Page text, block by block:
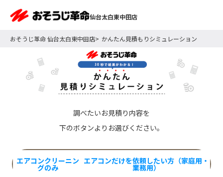
仙台太白東中田店
おそうじ革命 仙台太白東中田店 かんたん見積もりシミュレーション
調べたいお見積り内容を
下のボタンよりお選びください。
エアコンクリーニン
グのみ
エアコンだけを依頼したい方（家庭用・
業務用）